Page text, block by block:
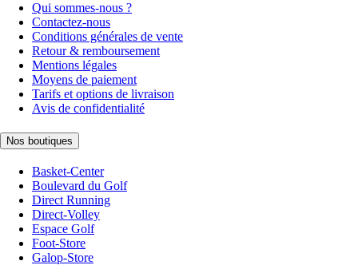
Qui sommes-nous ?
Contactez-nous
Conditions générales de vente
Retour & remboursement
Mentions légales
Moyens de paiement
Tarifs et options de livraison
Avis de confidentialité
Nos boutiques
Basket-Center
Boulevard du Golf
Direct Running
Direct-Volley
Espace Golf
Foot-Store
Galop-Store